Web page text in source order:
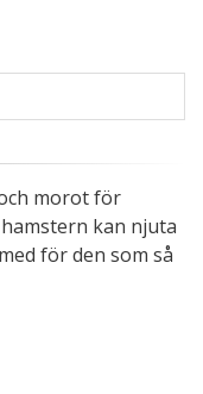
morot för
kan njuta
för den som så